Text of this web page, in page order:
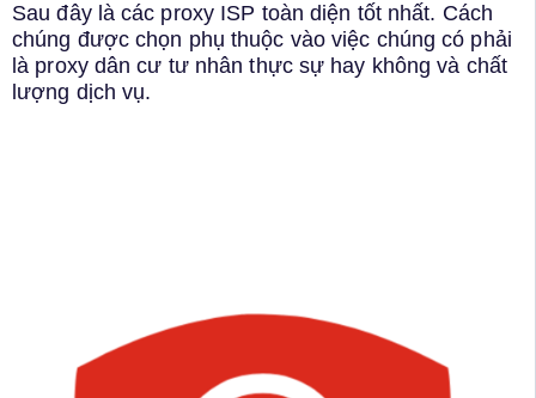
Sau đây là các proxy ISP toàn diện tốt nhất. Cách
chúng được chọn phụ thuộc vào việc chúng có phải
là proxy dân cư tư nhân thực sự hay không và chất
lượng dịch vụ.